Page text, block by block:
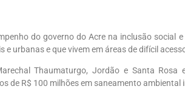
do governo do Acre na inclusão social
e urbanas e que vivem em áreas de difícil
Thaumaturgo, Jordão e Santa Rosa
de R$ 100 milhões em saneamento ambiental